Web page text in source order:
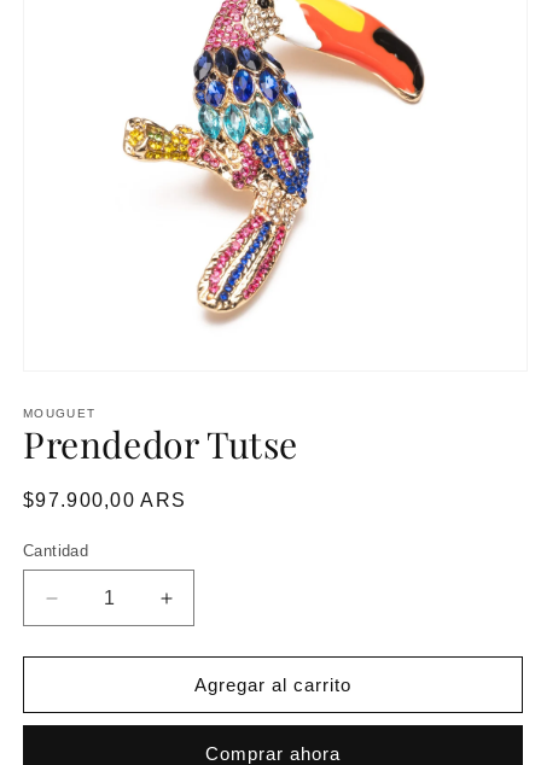
MOUGUET
Prendedor Tutse
Precio
$97.900,00 ARS
Cantidad
Reducir
cantidad
para
Tutse
Aumentar
cantidad
para
Prendedor
Tutse
Agregar al carrito
Comprar ahora